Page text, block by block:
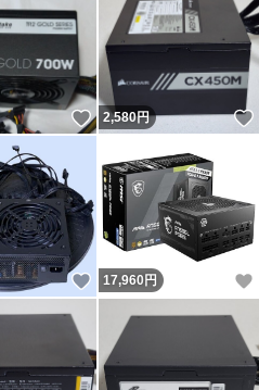
いいね！
2,580円
いいね！
17,960 円